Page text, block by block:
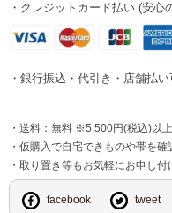
・クレジットカード払い (安心
・銀行振込・代引き・店舗払い
・送料：無料 ※5,500円(税込)以上
・仮購入で自宅できものや帯を確
・取り置き等もお気軽にお申し付
facebook tweet